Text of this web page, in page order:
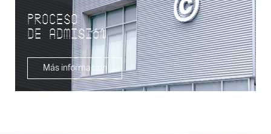
proceso
de admisiÓn
Más información